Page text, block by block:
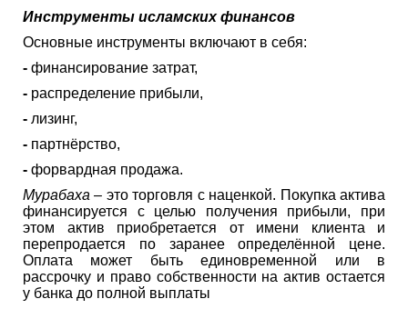
Инструменты исламских финансов
Основные инструменты включают в себя:
- финансирование затрат,
- распределение прибыли,
- лизинг,
- партнёрство,
- форвардная продажа.
Мурабаха – это торговля с наценкой. Покупка актива
финансируется с целью получения прибыли, при
этом актив приобретается от имени клиента и
перепродается по заранее определённой цене.
Оплата может быть единовременной или в
рассрочку и право собственности на актив остается
у банка до полной выплаты